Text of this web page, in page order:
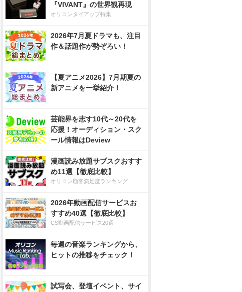
『VIVANT』の世界観再現
オリコンタイアップ特集
2026年7月夏ドラマも、注目
作＆話題作が勢ぞろい！
【夏アニメ2026】7月期夏の
新アニメを一挙紹介！
芸能界を志す10代～20代を
応援！オーディション・スク
ール情報はDeview
漫画読み放題サブスクおすす
め11選【徹底比較】
オリコン顧客満足度ランキング
2026年動画配信サービスお
すすめ40選【徹底比較】
CS動画配信サービス20選
毎週の音楽ランキングから、
ヒットの推移をチェック！
試写会、登壇イベント、サイ